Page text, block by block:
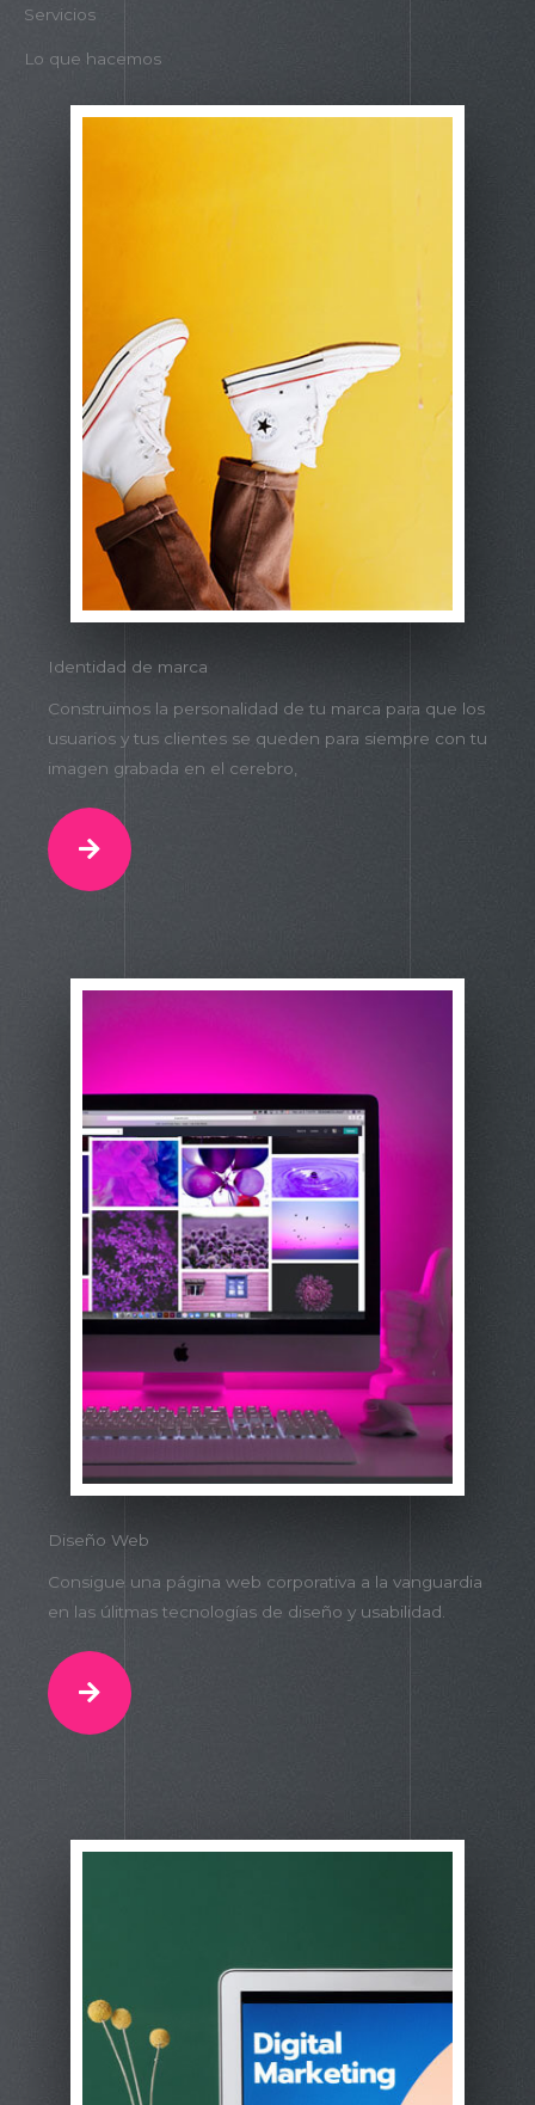
Servicios
Lo que hacemos
Identidad de marca
Construimos la personalidad de tu marca para que los
usuarios y tus clientes se queden para siempre con tu
imagen grabada en el cerebro,
Diseño Web
Consigue una página web corporativa a la vanguardia
en las úlitmas tecnologías de diseño y usabilidad.